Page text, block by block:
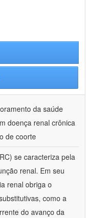
da saúde
doença renal crônica
de coorte
se caracteriza pela
renal. Em seu
renal obriga o
como a
do avanço da